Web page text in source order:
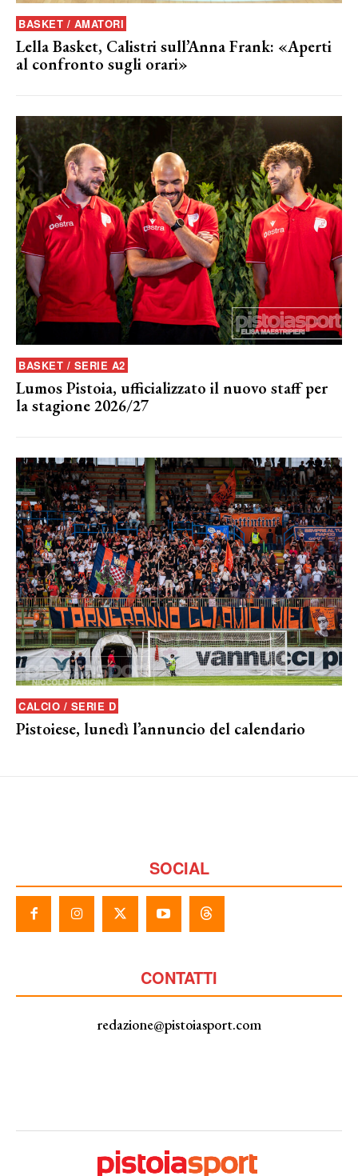
BASKET / AMATORI
Lella Basket, Calistri sull’Anna Frank: «Aperti
al confronto sugli orari»
BASKET / SERIE A2
Lumos Pistoia, ufficializzato il nuovo staff per
la stagione 2026/27
CALCIO / SERIE D
Pistoiese, lunedì l’annuncio del calendario
SOCIAL
CONTATTI
redazione@pistoiasport.com